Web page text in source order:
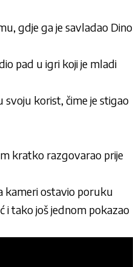
gdje ga je savladao Dino
pad u igri koji je mladi
svoju korist, čime je stigao
kratko razgovarao prije
kameri ostavio poruku
i tako još jednom pokazao